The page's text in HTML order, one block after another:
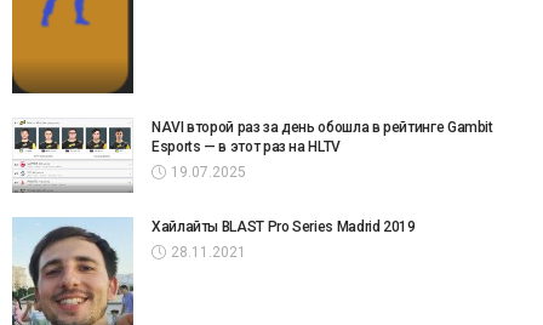
NAVI второй раз за день обошла в рейтинге Gambit
Esports — в этот раз на HLTV
19.07.2025
Хайлайты BLAST Pro Series Madrid 2019
28.11.2021